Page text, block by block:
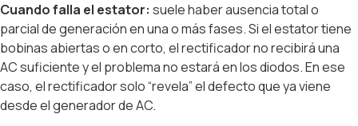
Cuando falla el estator: suele haber ausencia total o
parcial de generación en una o más fases. Si el estator tiene
bobinas abiertas o en corto, el rectificador no recibirá una
AC suficiente y el problema no estará en los diodos. En ese
caso, el rectificador solo “revela” el defecto que ya viene
desde el generador de AC.